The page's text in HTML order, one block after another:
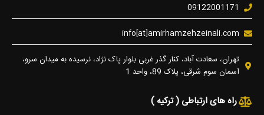
09122001171
info[at]amirhamzehzeinali.com
تهران، سعادت آباد، کنار گذر غربی بلوار پاک نژاد، نرسیده به میدان سرو،
آسمان سوم شرقی، پلاک 89، واحد 1
راه های ارتباطی ( ترکیه )